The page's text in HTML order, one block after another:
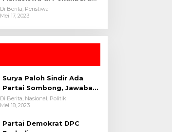
Ditangkap Polisi
Di Berita, Peristiwa
Mei 17, 2023
Surya Paloh Sindir Ada
Partai Sombong, Jawaban
Megawati
Di Berita, Nasional, Politik
Mei 18, 2023
Partai Demokrat DPC